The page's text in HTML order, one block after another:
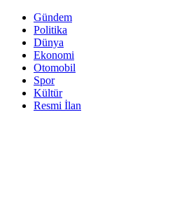
Gündem
Politika
Dünya
Ekonomi
Otomobil
Spor
Kültür
Resmi İlan